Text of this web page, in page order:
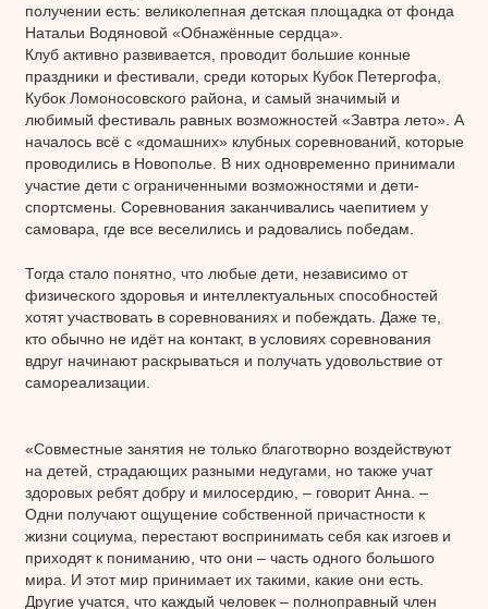
получении есть: великолепная детская площадка от фонда
Натальи Водяновой «Обнажённые сердца».
Клуб активно развивается, проводит большие конные
праздники и фестивали, среди которых Кубок Петергофа,
Кубок Ломоносовского района, и самый значимый и
любимый фестиваль равных возможностей «Завтра лето». А
началось всё с «домашних» клубных соревнований, которые
проводились в Новополье. В них одновременно принимали
участие дети с ограниченными возможностями и дети-
спортсмены. Соревнования заканчивались чаепитием у
самовара, где все веселились и радовались победам.
Тогда стало понятно, что любые дети, независимо от
физического здоровья и интеллектуальных способностей
хотят участвовать в соревнованиях и побеждать. Даже те,
кто обычно не идёт на контакт, в условиях соревнования
вдруг начинают раскрываться и получать удовольствие от
самореализации.
«Совместные занятия не только благотворно воздействуют
на детей, страдающих разными недугами, но также учат
здоровых ребят добру и милосердию, – говорит Анна. –
Одни получают ощущение собственной причастности к
жизни социума, перестают воспринимать себя как изгоев и
приходят к пониманию, что они – часть одного большого
мира. И этот мир принимает их такими, какие они есть.
Другие учатся, что каждый человек – полноправный член